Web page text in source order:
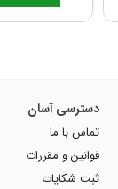
دسترسی آسان
تماس با ما
قوانین و مقررات
ثبت شکایات